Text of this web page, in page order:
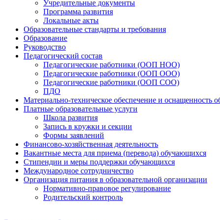
Учредительные документы
Программа развития
Локальные акты
Образовательные стандарты и требования
Образование
Руководство
Педагогический состав
Педагогические работники (ООП НОО)
Педагогические работники (ООП ООО)
Педагогические работники (ООП СОО)
ПДО
Материально-техническое обеспечение и оснащенность
Платные образовательные услуги
Школа развития
Запись в кружки и секции
Формы заявлений
Финансово-хозяйственная деятельность
Вакантные места для приема (перевода) обучающихся
Стипендии и меры поддержки обучающихся
Международное сотрудничество
Организация питания в образовательной организации
Нормативно-правовое регулирование
Родительский контроль